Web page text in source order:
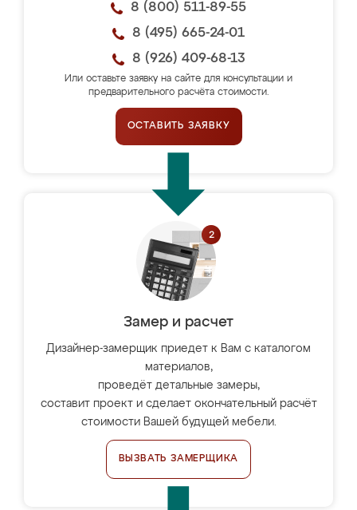
8 (800) 511-89-55
8 (495) 665-24-01
8 (926) 409-68-13
Или оставьте заявку на сайте для консультации и
предварительного расчёта стоимости.
ОСТАВИТЬ ЗАЯВКУ
Замер и расчет
Дизайнер-замерщик приедет к Вам с каталогом
материалов,
проведёт детальные замеры,
составит проект и сделает окончательный расчёт
стоимости Вашей будущей мебели.
ВЫЗВАТЬ ЗАМЕРЩИКА